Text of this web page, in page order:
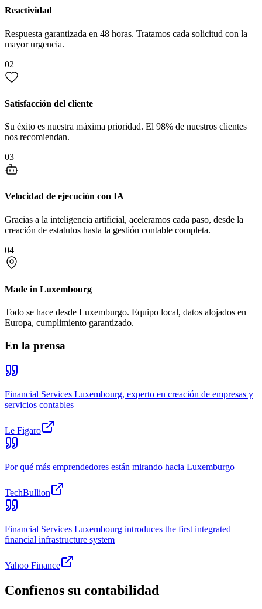
Reactividad
Respuesta garantizada en 48 horas. Tratamos cada solicitud con la
mayor urgencia.
02
Satisfacción del cliente
Su éxito es nuestra máxima prioridad. El 98% de nuestros clientes
nos recomiendan.
03
Velocidad de ejecución con IA
Gracias a la inteligencia artificial, aceleramos cada paso, desde la
creación de estatutos hasta la gestión contable completa.
04
Made in Luxembourg
Todo se hace desde Luxemburgo. Equipo local, datos alojados en
Europa, cumplimiento garantizado.
En la prensa
Financial Services Luxembourg, experto en creación de empresas y
servicios contables
Le Figaro
Por qué más emprendedores están mirando hacia Luxemburgo
TechBullion
Financial Services Luxembourg introduces the first integrated
financial infrastructure system
Yahoo Finance
Confíenos su contabilidad